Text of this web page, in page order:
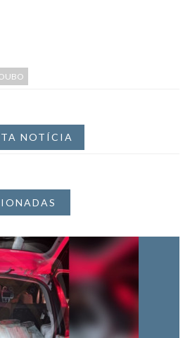
NOTÍCIA